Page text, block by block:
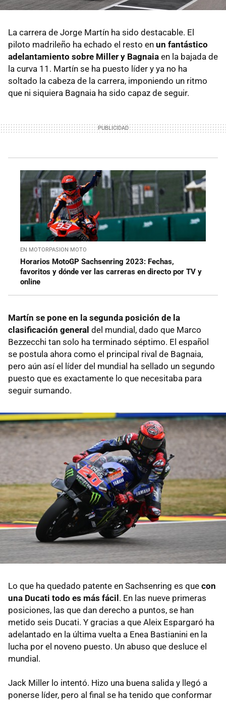
La carrera de Jorge Martín ha sido destacable. El
piloto madrileño ha echado el resto en un fantástico
adelantamiento sobre Miller y Bagnaia en la bajada de
la curva 11. Martín se ha puesto líder y ya no ha
soltado la cabeza de la carrera, imponiendo un ritmo
que ni siquiera Bagnaia ha sido capaz de seguir.
EN MOTORPASION MOTO
Horarios MotoGP Sachsenring 2023: Fechas,
favoritos y dónde ver las carreras en directo por TV y
online
Martín se pone en la segunda posición de la
clasificación general del mundial, dado que Marco
Bezzecchi tan solo ha terminado séptimo. El español
se postula ahora como el principal rival de Bagnaia,
pero aún así el líder del mundial ha sellado un segundo
puesto que es exactamente lo que necesitaba para
seguir sumando.
Lo que ha quedado patente en Sachsenring es que con
una Ducati todo es más fácil. En las nueve primeras
posiciones, las que dan derecho a puntos, se han
metido seis Ducati. Y gracias a que Aleix Espargaró ha
adelantado en la última vuelta a Enea Bastianini en la
lucha por el noveno puesto. Un abuso que desluce el
mundial.
Jack Miller lo intentó. Hizo una buena salida y llegó a
ponerse líder, pero al final se ha tenido que conformar